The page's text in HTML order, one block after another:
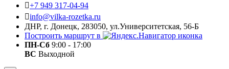
+7 949 317-04-94
info@vilka-rozetka.ru
ДНР, г. Донецк, 283050, ул.Университетская, 56-Б
Построить маршрут в
ПН-Сб 9:00 - 17:00
ВС Выходной